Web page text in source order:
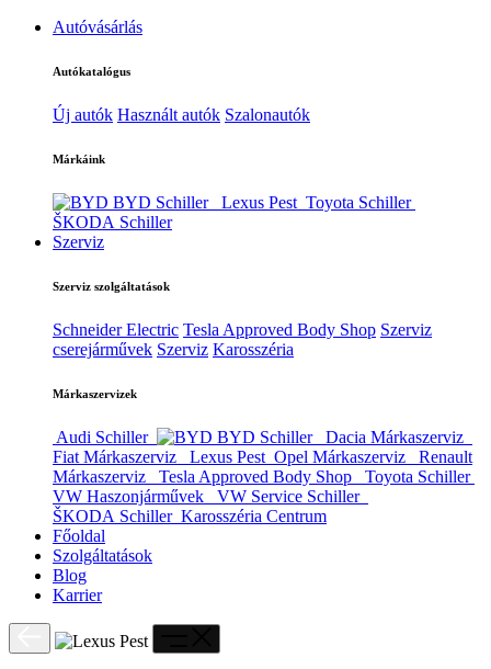
Autóvásárlás
Autókatalógus
Új autók Használt autók Szalonautók
Márkáink
BYD Schiller Lexus Pest Toyota Schiller
ŠKODA Schiller
Szerviz
Szerviz szolgáltatások
Schneider Electric Tesla Approved Body Shop Szerviz
cserejárművek Szerviz Karosszéria
Márkaszervizek
Audi Schiller BYD Schiller
Dacia Márkaszerviz
Fiat Márkaszerviz
Lexus Pest Opel Márkaszerviz
Renault
Márkaszerviz
Tesla Approved Body Shop
Toyota Schiller
VW Haszonjárművek
VW Service Schiller
ŠKODA Schiller Karosszéria Centrum
Főoldal
Szolgáltatások
Blog
Karrier